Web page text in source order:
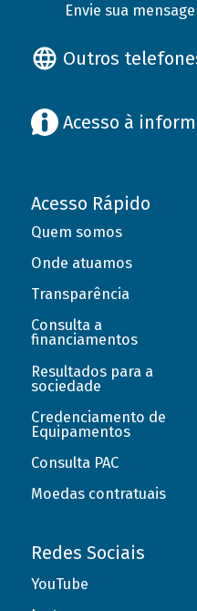
Envie sua
Outros
Acesso à
Acesso Rápido
Quem somos
Onde atuamos
Transparência
Consulta a
financiamentos
Resultados para a
sociedade
Credenciamento de
Equipamentos
Consulta PAC
Moedas contratuais
Redes Sociais
YouTube